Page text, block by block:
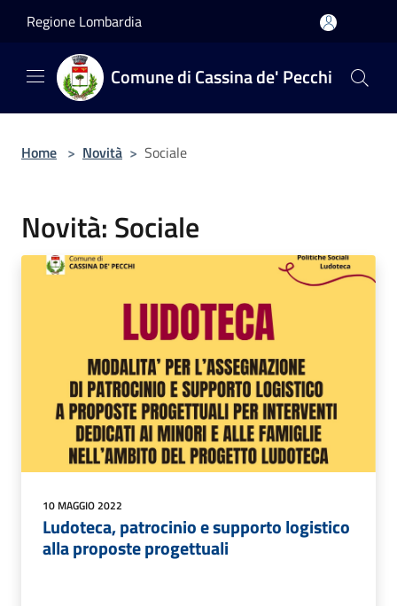
Regione Lombardia
Comune di Cassina de' Pecchi
Home > Novità > Sociale
Novità: Sociale
10 MAGGIO 2022
Ludoteca, patrocinio e supporto logistico
alla proposte progettuali